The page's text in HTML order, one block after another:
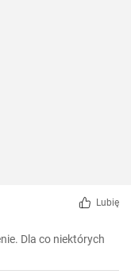
Lubię
Dla co niektórych